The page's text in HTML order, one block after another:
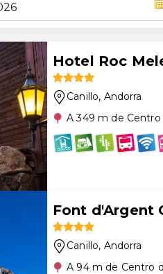
Hotel Roc
Canillo, Andorra
A 349 m de Centro
Font d'Argent
Canillo, Andorra
A 94 m de Centro